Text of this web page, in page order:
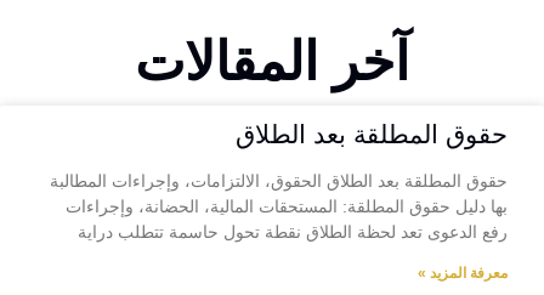
آخر المقالات
حقوق المطلقة بعد الطلاق
حقوق المطلقة بعد الطلاق الحقوق، الالتزامات، وإجراءات المطالبة
بها دليل حقوق المطلقة: المستحقات المالية، الحضانة، وإجراءات
رفع الدعوى تعد لحظة الطلاق نقطة تحول حاسمة تتطلب دراية
معرفة المزيد »